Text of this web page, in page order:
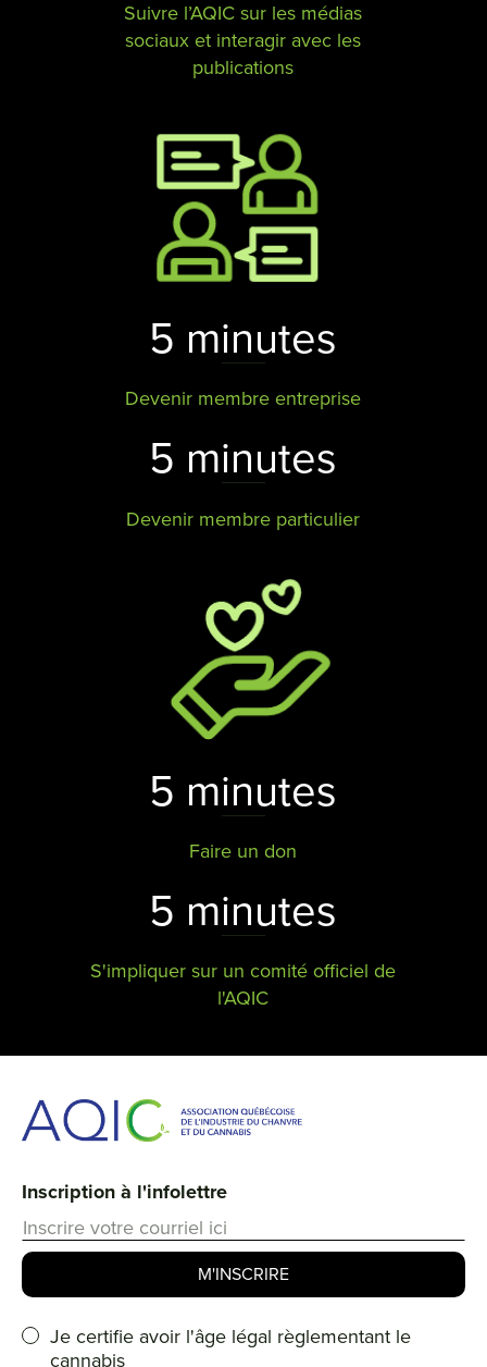
Suivre l’AQIC sur les médias
sociaux et interagir avec les
publications
5 minutes
Devenir membre entreprise
5 minutes
Devenir membre particulier
5 minutes
Faire un don
5 minutes
S'impliquer sur un comité officiel de
l'AQIC
Inscription à l'infolettre
Je certifie avoir l'âge légal règlementant le
cannabis